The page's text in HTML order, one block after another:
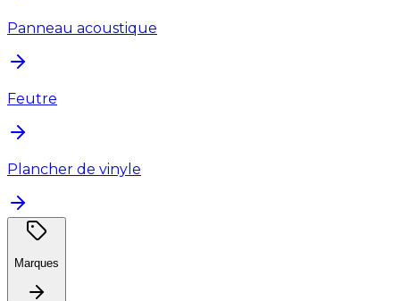
Panneau acoustique
Feutre
Plancher de vinyle
Marques